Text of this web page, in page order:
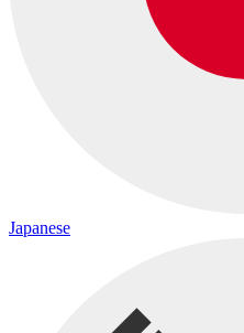
Japanese